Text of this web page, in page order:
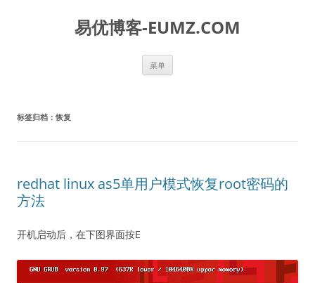
易优博客-EUMZ.COM
菜单
标签归档：恢复
redhat linux as5单用户模式恢复root密码的
方法
开机启动后，在下图界面按E